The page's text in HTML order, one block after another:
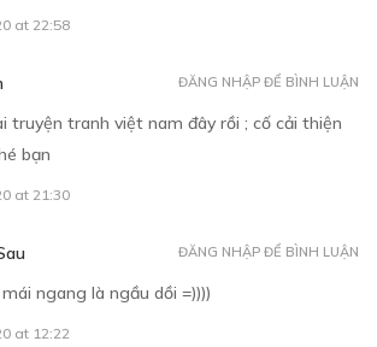
at 22:58
truyện tranh việt nam đây rồi ; cố cải thiện
bạn
at 21:30
ĐĂNG NHẬP ĐỂ BÌNH LUẬN
ngang là ngầu dồi =))))
at 12:22
ĐĂNG NHẬP ĐỂ BÌNH LUẬN